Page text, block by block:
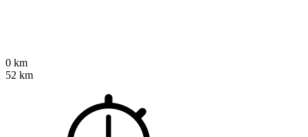
0 km
52 km